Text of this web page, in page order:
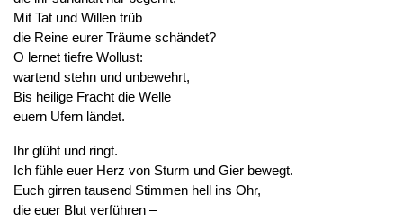
Mit Tat und Willen trüb
die Reine eurer Träume schändet?
O lernet tiefre Wollust:
wartend stehn und unbewehrt,
Bis heilige Fracht die Welle
euern Ufern ländet.
Ihr glüht und ringt.
Ich fühle euer Herz von Sturm und Gier bewegt.
Euch girren tausend Stimmen hell ins Ohr,
die euer Blut verführen –